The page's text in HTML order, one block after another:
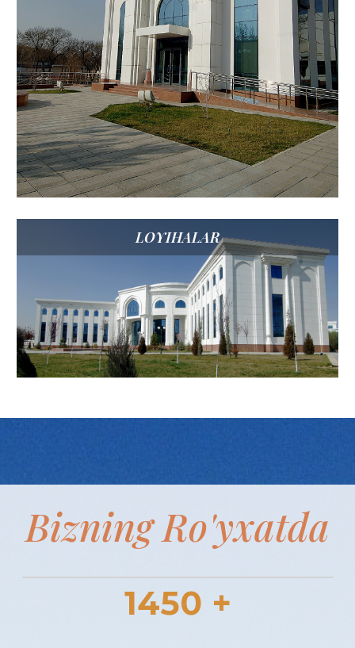
LOYIHALAR
Bizning Ro'yxatda
1450 +